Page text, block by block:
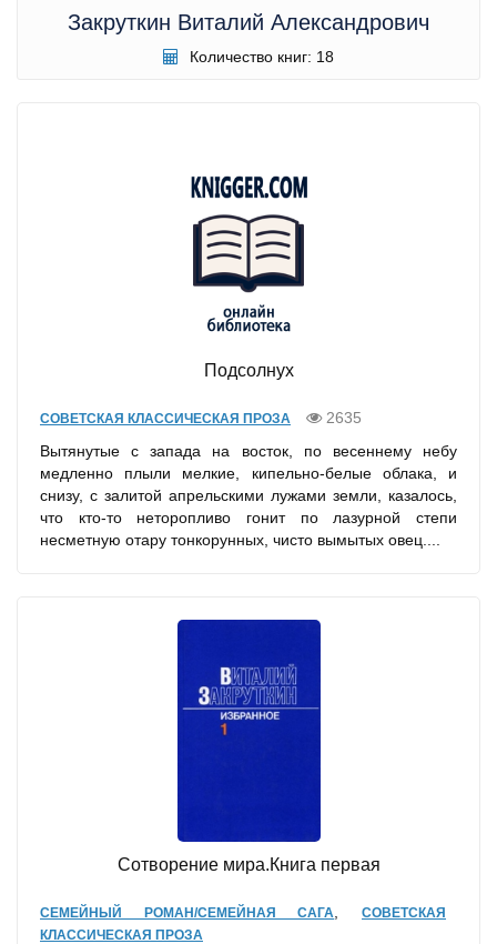
Закруткин Виталий Александрович
Количество книг: 18
Подсолнух
СОВЕТСКАЯ КЛАССИЧЕСКАЯ ПРОЗА
2635
Вытянутые с запада на восток, по весеннему небу
медленно плыли мелкие, кипельно-белые облака, и
снизу, с залитой апрельскими лужами земли, казалось,
что кто-то неторопливо гонит по лазурной степи
несметную отару тонкорунных, чисто вымытых овец....
Сотворение мира.Книга первая
СЕМЕЙНЫЙ РОМАН/СЕМЕЙНАЯ САГА ,СОВЕТСКАЯ
КЛАССИЧЕСКАЯ ПРОЗА